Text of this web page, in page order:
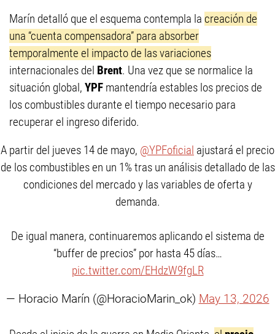
Marín detalló que el esquema contempla la creación de
una “cuenta compensadora” para absorber
temporalmente el impacto de las variaciones
internacionales del Brent. Una vez que se normalice la
situación global, YPF mantendría estables los precios de
los combustibles durante el tiempo necesario para
recuperar el ingreso diferido.
A partir del jueves 14 de mayo, @YPFoficial ajustará el precio
de los combustibles en un 1% tras un análisis detallado de las
condiciones del mercado y las variables de oferta y
demanda.
De igual manera, continuaremos aplicando el sistema de
“buffer de precios” por hasta 45 días…
pic.twitter.com/EHdzW9fgLR
— Horacio Marín (@HoracioMarin_ok) May 13, 2026